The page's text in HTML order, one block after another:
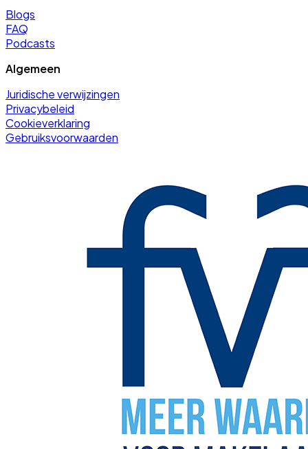
Blogs
FAQ
Podcasts
Algemeen
Juridische verwijzingen
Privacybeleid
Cookieverklaring
Gebruiksvoorwaarden